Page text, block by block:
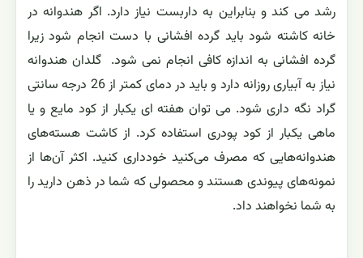
رشد می کند و بنابراین به داربست نیاز دارد. اگر هندوانه در
خانه کاشته شود باید گرده افشانی با دست انجام شود زیرا
گرده افشانی به اندازه کافی انجام نمی شود. گلدان هندوانه
نیاز به آبیاری روزانه دارد و باید در دمای کمتر از 26 درجه سانتی
گراد نگه داری شود. می توان هفته ای یکبار از کود مایع و یا
ماهی یکبار از کود پودری استفاده کرد. از کاشت هسته‌های
هندوانه‌هایی که مصرف می‌کنید خودداری کنید. اکثر آن‌ها از
نمونه‌های پیوندی هستند و محصولی که شما در ذهن دارید را
به شما نخواهند داد.